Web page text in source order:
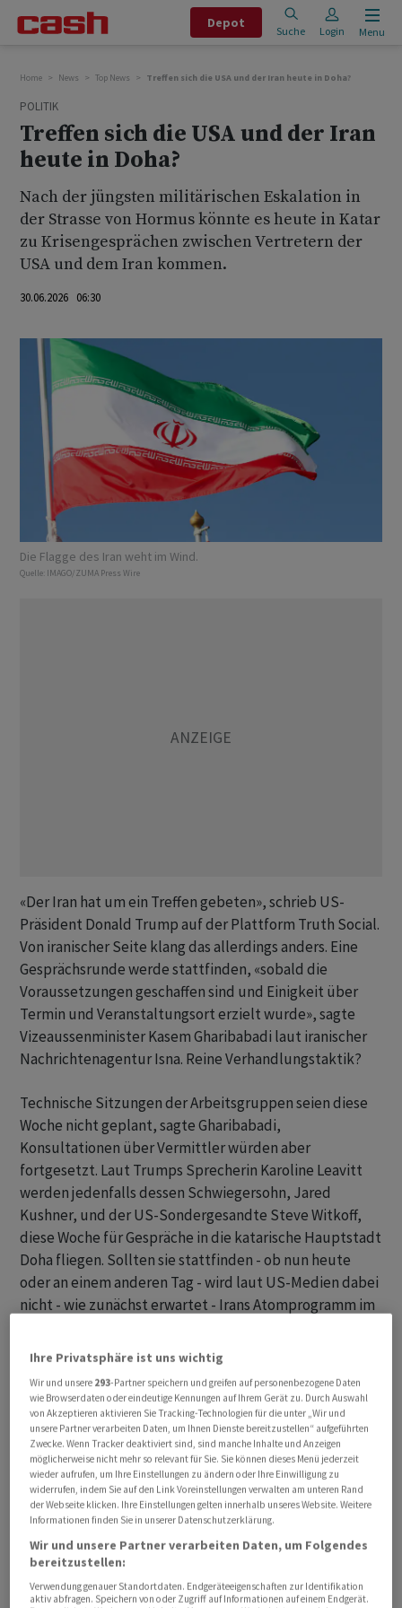
Depot
Suche Login Menu
Home News Top News Treffen sich die USA und der Iran heute in Doha?
POLITIK
Treffen sich die USA und der Iran
heute in Doha?
Nach der jüngsten militärischen Eskalation in
der Strasse von Hormus könnte es heute in Katar
zu Krisengesprächen zwischen Vertretern der
USA und dem Iran kommen.
30.06.2026 06:30
Die Flagge des Iran weht im Wind.
Quelle: IMAGO/ZUMA Press Wire
«Der Iran hat um ein Treffen gebeten», schrieb US-
Präsident Donald Trump auf der Plattform Truth Social.
Von iranischer Seite klang das allerdings anders. Eine
Gesprächsrunde werde stattfinden, «sobald die
Voraussetzungen geschaffen sind und Einigkeit über
Termin und Veranstaltungsort erzielt wurde», sagte
Vizeaussenminister Kasem Gharibabadi laut iranischer
Nachrichtenagentur Isna. Reine Verhandlungstaktik?
Technische Sitzungen der Arbeitsgruppen seien diese
Woche nicht geplant, sagte Gharibabadi,
Konsultationen über Vermittler würden aber
fortgesetzt. Laut Trumps Sprecherin Karoline Leavitt
werden jedenfalls dessen Schwiegersohn, Jared
Kushner, und der US-Sondergesandte Steve Witkoff,
diese Woche für Gespräche in die katarische Hauptstadt
Doha fliegen. Sollten sie stattfinden - ob nun heute
oder an einem anderen Tag - wird laut US-Medien dabei
nicht - wie zunächst erwartet - Irans Atomprogramm im
die Strasse von Hormus.
Ihre Privatsphäre ist uns wichtig
Wir und unsere 293-Partner speichern und greifen auf personenbezogene Daten
wie Browserdaten oder eindeutige Kennungen auf Ihrem Gerät zu. Durch Auswahl
von Akzeptieren aktivieren Sie Tracking-Technologien für die unter „Wir und
unsere Partner verarbeiten Daten, um Ihnen Dienste bereitzustellen“ aufgeführten
Zwecke. Wenn Tracker deaktiviert sind, sind manche Inhalte und Anzeigen
möglicherweise nicht mehr so relevant für Sie. Sie können dieses Menü jederzeit
wieder aufrufen, um Ihre Einstellungen zu ändern oder Ihre Einwilligung zu
widerrufen, indem Sie auf den Link Voreinstellungen verwalten am unteren Rand
der Webseite klicken. Ihre Einstellungen gelten innerhalb unseres Website. Weitere
Informationen finden Sie in unserer Datenschutzerklärung.
Wir und unsere Partner verarbeiten Daten, um Folgendes
bereitzustellen:
Verwendung genauer Standortdaten. Endgeräteeigenschaften zur Identifikation
aktiv abfragen. Speichern von oder Zugriff auf Informationen auf einem Endgerät.